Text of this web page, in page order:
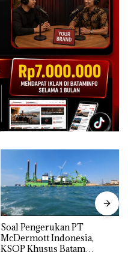
‎Soal Pengerukan PT
McDermott Indonesia,
KSOP Khusus Batam